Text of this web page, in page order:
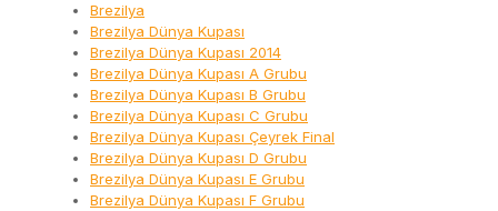
Brezilya
Brezilya Dünya Kupası
Brezilya Dünya Kupası 2014
Brezilya Dünya Kupası A Grubu
Brezilya Dünya Kupası B Grubu
Brezilya Dünya Kupası C Grubu
Brezilya Dünya Kupası Çeyrek Final
Brezilya Dünya Kupası D Grubu
Brezilya Dünya Kupası E Grubu
Brezilya Dünya Kupası F Grubu